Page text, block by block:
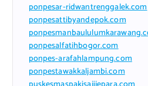
ponpesar-ridwantrenggalek.com
ponpesattibyandepok.com
ponpesalfatihbogor.com
ponpes-arafahlampung.com
ponpestawakkaljambi.com